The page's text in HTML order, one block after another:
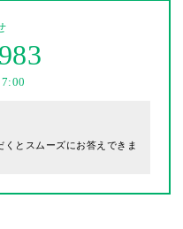
とスムーズにお答えできま